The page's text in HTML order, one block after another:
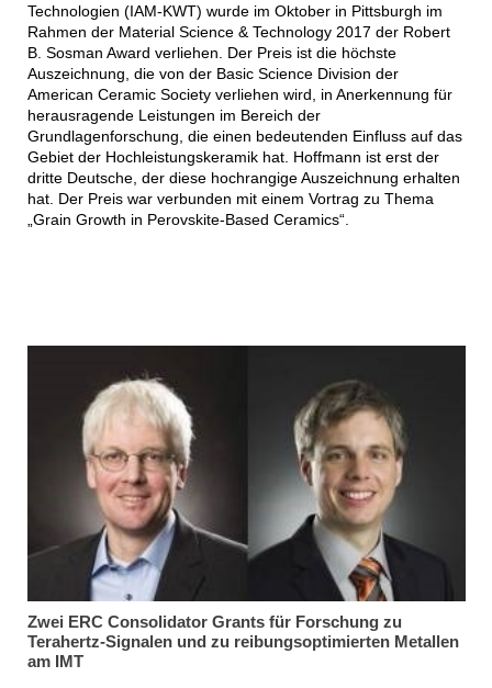
Technologien (IAM-KWT) wurde im Oktober in Pittsburgh im
Rahmen der Material Science & Technology 2017 der Robert
B. Sosman Award verliehen. Der Preis ist die höchste
Auszeichnung, die von der Basic Science Division der
American Ceramic Society verliehen wird, in Anerkennung für
herausragende Leistungen im Bereich der
Grundlagenforschung, die einen bedeutenden Einfluss auf das
Gebiet der Hochleistungskeramik hat. Hoffmann ist erst der
dritte Deutsche, der diese hochrangige Auszeichnung erhalten
hat. Der Preis war verbunden mit einem Vortrag zu Thema
„Grain Growth in Perovskite-Based Ceramics“.
Zwei ERC Consolidator Grants für Forschung zu
Terahertz-Signalen und zu reibungsoptimierten Metallen
am IMT